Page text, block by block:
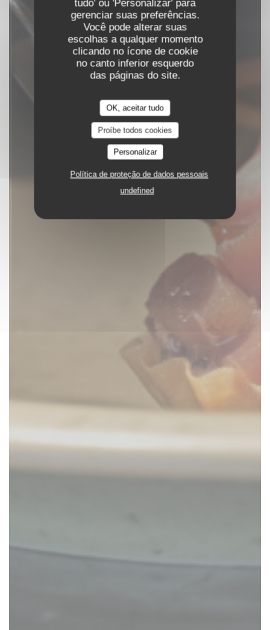
tudo' ou 'Personalizar' para
gerenciar suas preferências.
Você pode alterar suas
escolhas a qualquer momento
clicando no ícone de cookie
no canto inferior esquerdo
das páginas do site.
OK, aceitar tudo
Proíbe todos cookies
Personalizar
Política de proteção de dados pessoais
undefined
RESERVAR UMA MESA